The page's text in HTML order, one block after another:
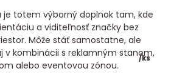
/ks
totem výborný doplnok tam, kde
a viditeľnosť značky bez
Môže stáť samostatne, ale
v kombinácii s reklamným stanom,
alebo eventovou zónou.